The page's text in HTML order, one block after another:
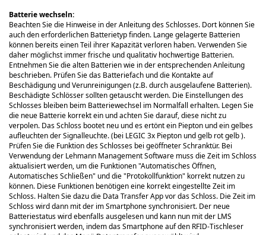
Batterie wechseln:
Beachten Sie die Hinweise in der Anleitung des Schlosses. Dort können Sie
auch den erforderlichen Batterietyp finden. Lange gelagerte Batterien
können bereits einen Teil ihrer Kapazität verloren haben. Verwenden Sie
daher möglichst immer frische und qualitativ hochwertige Batterien.
Entnehmen Sie die alten Batterien wie in der entsprechenden Anleitung
beschrieben. Prüfen Sie das Batteriefach und die Kontakte auf
Beschädigung und Verunreinigungen (z.B. durch ausgelaufene Batterien).
Beschädigte Schlösser sollten getauscht werden. Die Einstellungen des
Schlosses bleiben beim Batteriewechsel im Normalfall erhalten. Legen Sie
die neue Batterie korrekt ein und achten Sie darauf, diese nicht zu
verpolen. Das Schloss bootet neu und es ertönt ein Piepton und ein gelbes
aufleuchten der Signalleuchte. (bei LEGIC 3x Piepton und gelb rot gelb ).
Prüfen Sie die Funktion des Schlosses bei geöffneter Schranktür. Bei
Verwendung der Lehmann Management Software muss die Zeit im Schloss
aktualisiert werden, um die Funktionen "Automatisches Öffnen,
Automatisches Schließen" und die "Protokollfunktion" korrekt nutzen zu
können. Diese Funktionen benötigen eine korrekt eingestellte Zeit im
Schloss. Halten Sie dazu die Data Transfer App vor das Schloss. Die Zeit im
Schloss wird dann mit der im Smartphone synchronisiert. Der neue
Batteriestatus wird ebenfalls ausgelesen und kann nun mit der LMS
synchronisiert werden, indem das Smartphone auf den RFID-Tischleser